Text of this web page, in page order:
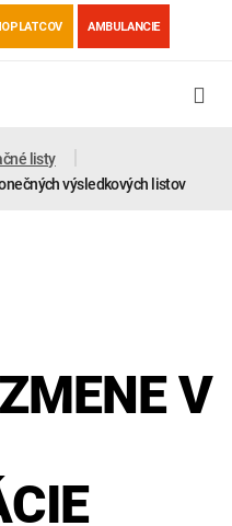
AMBULANCIE
a tlačivá
borelióza
listy
výsledkových listov
V